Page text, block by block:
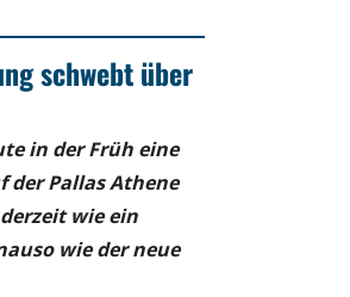
schwebt über
in der Früh eine
der Pallas Athene
wie ein
wie der neue